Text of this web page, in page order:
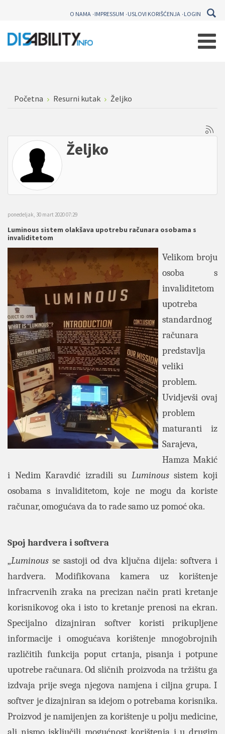
O NAMA IMPRESSUM USLOVI KORIŠĆENJA LOGIN
Početna Resurni kutak Željko
Željko
ponedeljak, 30 mart 2020 07:29
Luminous sistem olakšava upotrebu računara osobama s
invaliditetom
Velikom broju
osoba s
invaliditetom
upotreba
standardnog
računara
predstavlja
veliki
problem.
Uvidjevši ovaj
problem
maturanti iz
Sarajeva,
Hamza Makić
i Nedim Karavdić izradili su Luminoussistem koji
osobama s invaliditetom, koje ne mogu da koriste
računar, omogućava da to rade samo uz pomoć oka.
Spoj hardvera i softvera
„Luminous se sastoji od dva ključna dijela: softvera i
hardvera. Modifikovana kamera uz korištenje
infracrvenih zraka na precizan način prati kretanje
korisnikovog oka i isto to kretanje prenosi na ekran.
Specijalno dizajniran softver koristi prikupljene
informacije i omogućava korištenje mnogobrojnih
različitih funkcija poput crtanja, pisanja i potpune
upotrebe računara. Od sličnih proizvoda na tržištu ga
izdvaja prije svega njegova namjena i ciljna grupa. I
softver je dizajniran sa idejom o potrebama korisnika.
Proizvod je namijenjen za korištenje u polju medicine,